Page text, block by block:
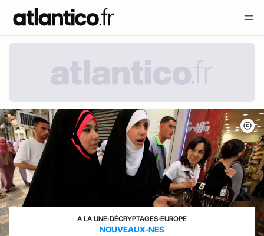
A LA UNE›DÉCRYPTAGES›EUROPE
NOUVEAUX-NES